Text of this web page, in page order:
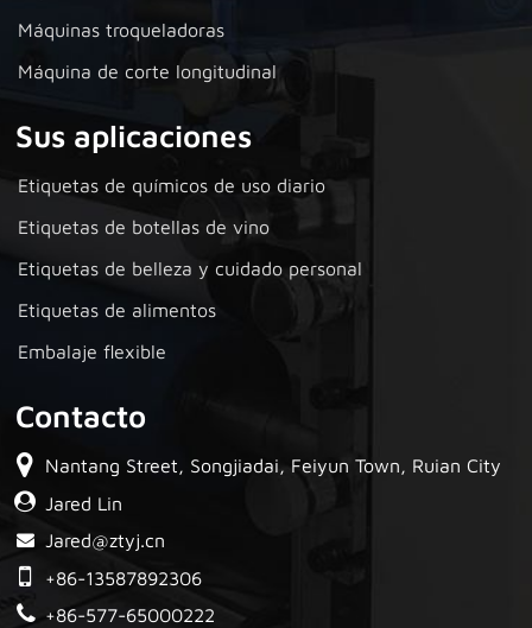
Máquinas troqueladoras
Máquina de corte longitudinal
Sus aplicaciones
Etiquetas de químicos de uso diario
Etiquetas de botellas de vino
Etiquetas de belleza y cuidado personal
Etiquetas de alimentos
Embalaje flexible
Contacto
Nantang Street, Songjiadai, Feiyun Town, Ruian City
Jared Lin
Jared@ztyj.cn
+86-13587892306
+86-577-65000222